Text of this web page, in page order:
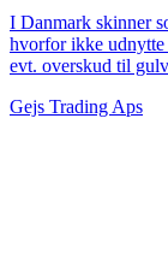
I Danmark skinner
hvorfor ikke
evt. overskud til
Gejs Trading Aps